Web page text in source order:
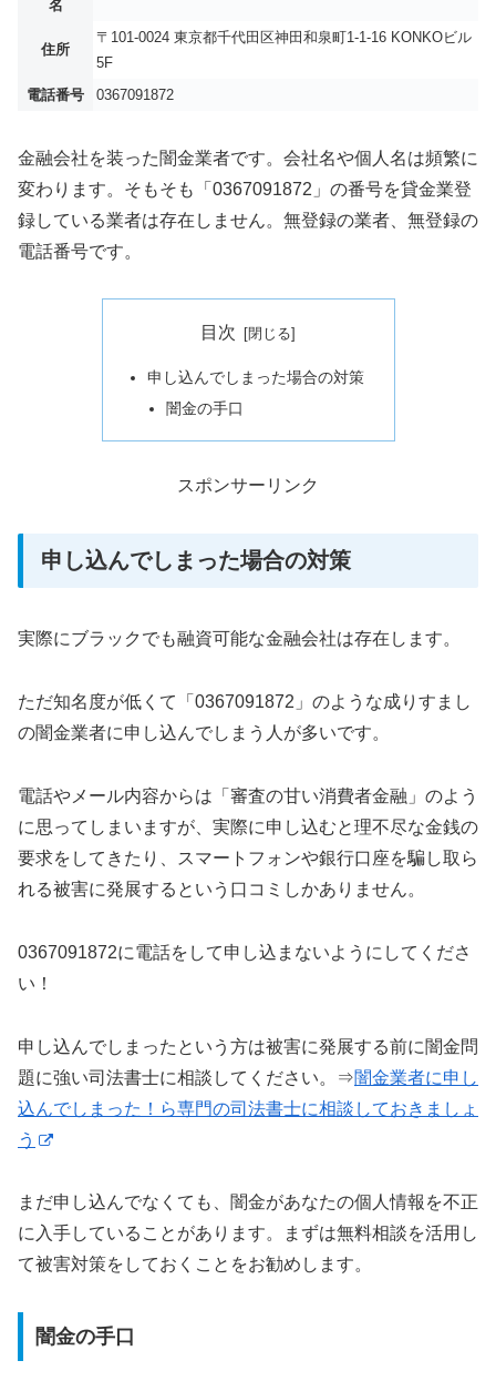
名
住所
〒101-0024 東京都千代田区神田和泉町1-1-16 KONKOビル
5F
電話番号
0367091872
金融会社を装った闇金業者です。会社名や個人名は頻繁に
変わります。そもそも「0367091872」の番号を貸金業登
録している業者は存在しません。無登録の業者、無登録の
電話番号です。
目次
申し込んでしまった場合の対策
闇金の手口
スポンサーリンク
申し込んでしまった場合の対策
実際にブラックでも融資可能な金融会社は存在します。
ただ知名度が低くて「0367091872」のような成りすまし
の闇金業者に申し込んでしまう人が多いです。
電話やメール内容からは「審査の甘い消費者金融」のよう
に思ってしまいますが、実際に申し込むと理不尽な金銭の
要求をしてきたり、スマートフォンや銀行口座を騙し取ら
れる被害に発展するという口コミしかありません。
0367091872に電話をして申し込まないようにしてくださ
い！
申し込んでしまったという方は被害に発展する前に闇金問
題に強い司法書士に相談してください。⇒闇金業者に申し
込んでしまった！ら専門の司法書士に相談しておきましょ
う
まだ申し込んでなくても、闇金があなたの個人情報を不正
に入手していることがあります。まずは無料相談を活用し
て被害対策をしておくことをお勧めします。
闇金の手口